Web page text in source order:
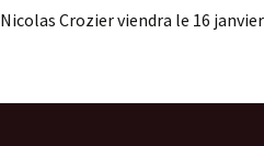
Nicolas Crozier viendra le 16